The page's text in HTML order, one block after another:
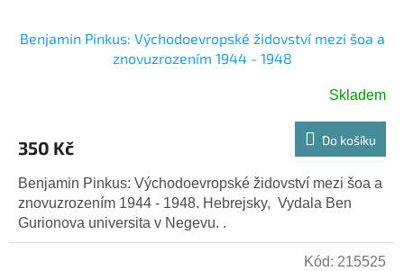
Benjamin Pinkus: Východoevropské židovství mezi šoa a
znovuzrozením 1944 - 1948
Skladem
350 Kč Do košíku
Benjamin Pinkus: Východoevropské židovství mezi šoa a
znovuzrozením 1944 - 1948. Hebrejsky, Vydala Ben
Gurionova universita v Negevu. .
Kód: 215525